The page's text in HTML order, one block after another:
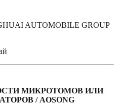
AUTOMOBILE GROUP
МИКРОТОМОВ ИЛИ
/ AOSONG